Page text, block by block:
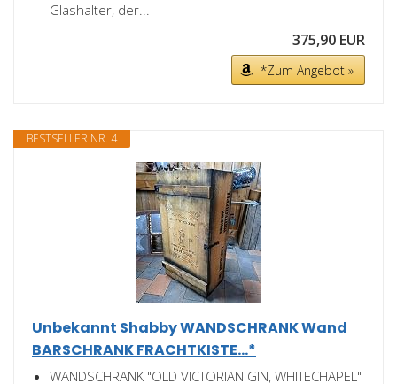
Glashalter, der...
375,90 EUR
*Zum Angebot »
BESTSELLER NR. 4
Unbekannt Shabby WANDSCHRANK Wand
BARSCHRANK FRACHTKISTE...*
WANDSCHRANK "OLD VICTORIAN GIN, WHITECHAPEL"